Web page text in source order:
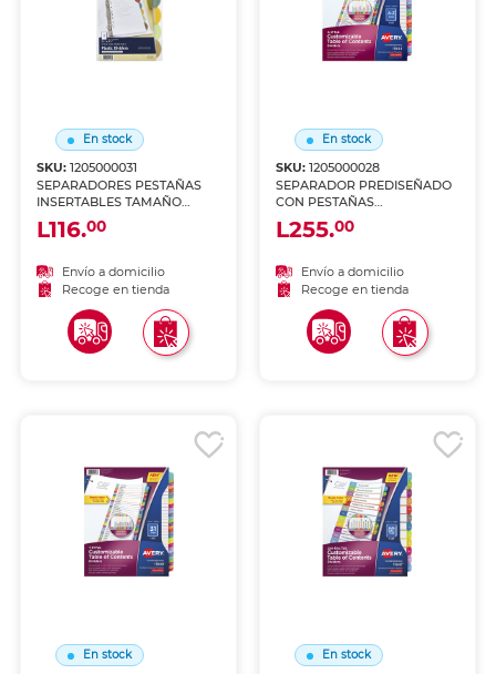
En stock
SKU:1205000031
SEPARADORES PESTAÑAS
INSERTABLES TAMAÑO
ESQUELA, MULTICOLOR
L116.00
Envío a domicilio
Recoge en tienda
En stock
SKU: 1205000028
SEPARADOR PREDISEÑADO
CON PESTAÑAS
MULTICOLOR ALFABÉTICO
L255.00
Envío a domicilio
Recoge en tienda
En stock En stock